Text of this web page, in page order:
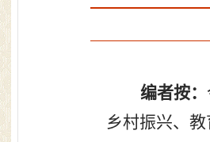
编者按：
乡村振兴、